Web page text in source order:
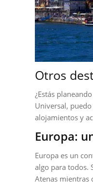
Otros
¿Estás
Universal,
alojamientos y
Europa:
Europa es un
algo para todos.
Atenas mientras